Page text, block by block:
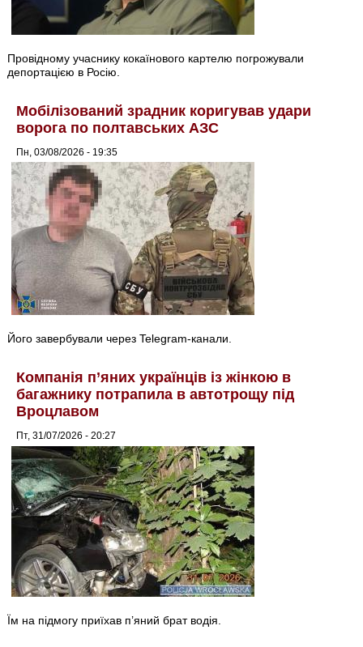
Провідному учаснику кокаїнового картелю погрожували
депортацією в Росію.
Мобілізований зрадник коригував удари
ворога по полтавських АЗС
Пн, 03/08/2026 - 19:35
Його завербували через Telegram-канали.
Компанія п’яних українців із жінкою в
багажнику потрапила в автотрощу під
Вроцлавом
Пт, 31/07/2026 - 20:27
Їм на підмогу приїхав п’яний брат водія.